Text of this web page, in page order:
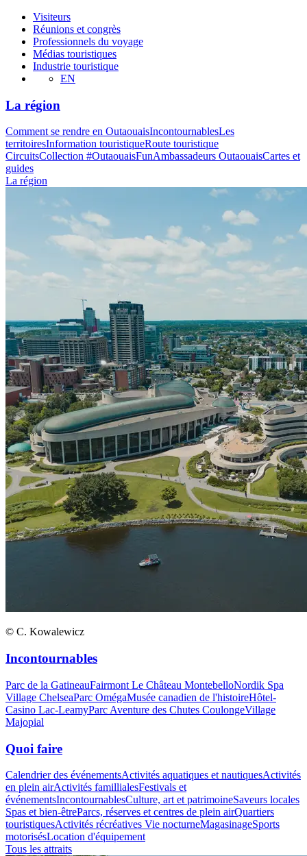
Visiteurs
Réunions et congrès
Professionnels du voyage
Médias touristiques
Industrie touristique
EN
La région
Comment se rendre en OutaouaisIncontournablesLes
territoiresInformation touristiqueRoute touristique
CircuitsCollection #OutaouaisFunAmbassadeurs OutaouaisCartes et
guides
La région
© C. Kowalewicz
Incontournables
Parc de la GatineauFairmont Le Château MontebelloNordik Spa
Village ChelseaParc OmégaMusée canadien de l'histoireHôtel-
Casino Lac-LeamyParc Aventure des Chutes CoulongeVillage
Majopial
Quoi faire
Calendrier des événementsActivités aquatiques et nautiquesActivités
en plein airActivités famillialesFestivals et
événementsIncontournablesCulture, art et patrimoineSaveurs locales
Spas et bien-êtreParcs, réserves et centres de plein airQuartiers
touristiquesActivités récréatives Vie nocturneMagasinageSports
motorisésLocation d'équipement
Tous les attraits